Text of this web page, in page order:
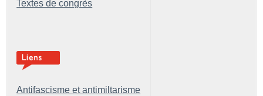
Textes de congrès
Antifascisme et antimiltarisme